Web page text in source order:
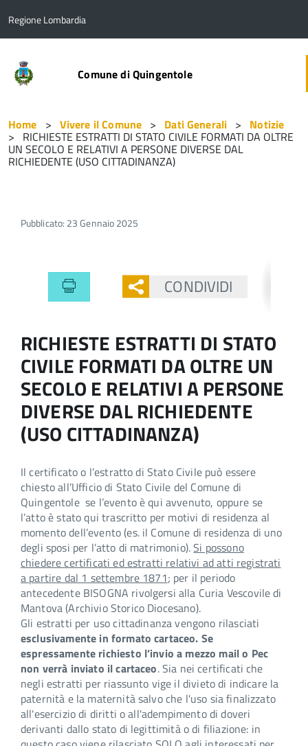
Regione Lombardia
Comune di Quingentole
Home Vivere il Comune Dati Generali Notizie
RICHIESTE ESTRATTI DI STATO CIVILE FORMATI DA OLTRE
UN SECOLO E RELATIVI A PERSONE DIVERSE DAL
RICHIEDENTE (USO CITTADINANZA)
Pubblicato: 23 Gennaio 2025
CONDIVIDI
RICHIESTE ESTRATTI DI STATO
CIVILE FORMATI DA OLTRE UN
SECOLO E RELATIVI A PERSONE
DIVERSE DAL RICHIEDENTE
(USO CITTADINANZA)
Il certificato o l’estratto di Stato Civile può essere
chiesto all’Ufficio di Stato Civile del Comune di
Quingentole se l’evento è qui avvenuto, oppure se
l’atto è stato qui trascritto per motivi di residenza al
momento dell’evento (es. il Comune di residenza di uno
degli sposi per l’atto di matrimonio).Si possono
chiedere certificati ed estratti relativi ad atti registrati
a partire dal 1 settembre 1871; per il periodo
antecedente BISOGNA rivolgersi alla Curia Vescovile di
Mantova (Archivio Storico Diocesano).
Gli estratti per uso cittadinanza vengono rilasciati
esclusivamente in formato cartaceo. Se
espressamente richiesto l’invio a mezzo mail o Pec
non verrà inviato il cartaceo. Sia nei certificati che
negli estratti per riassunto vige il divieto di indicare la
paternità e la maternità salvo che l'uso sia finalizzato
all'esercizio di diritti o all'adempimento di doveri
derivanti dallo stato di legittimità o di filiazione: in